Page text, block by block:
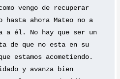
vengo de recuperar
hasta ahora Mateo no a
a él. No hay que ser un
de que no esta en su
estamos acometiendo.
y avanza bien